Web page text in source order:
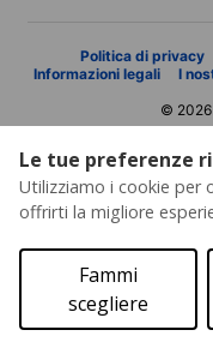
Le tue preferenze
Utilizziamo i cookie per
offrirti la migliore
Fammi
scegliere
Politica di privacy
Informazioni legali
I
© 2026